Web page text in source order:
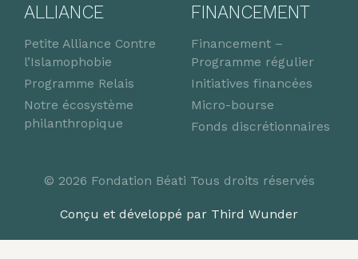
ALLIANCE
Petite Alliance Contre
l’Islamophobie
Programme Relais
Notre écosystème
philanthropique
FINANCEMENT
Financement –
Programme régulier
Initiatives financées
Micro-bourse
Fonds discrétionnaires
© 2026 Fondation Béati Tous droits réservés
Conçu et développé par Third Wunder